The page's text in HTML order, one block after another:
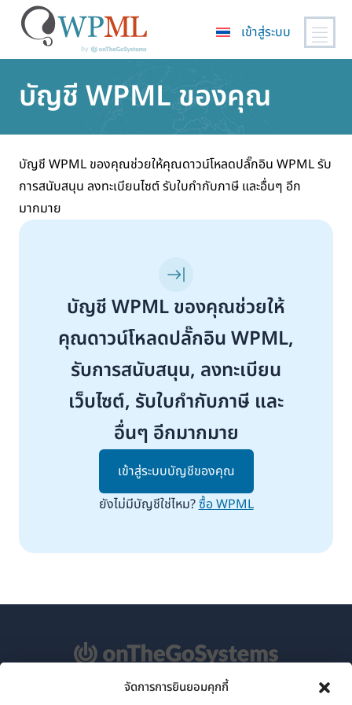
จัดการการยินยอมคุกกี้
เข้าสู่ระบบ
บัญชี WPML ของคุณ
บัญชี WPML ของคุณช่วยให้คุณดาวน์โหลดปลั๊กอิน WPML รับ
การสนับสนุน ลงทะเบียนไซต์ รับใบกำกับภาษี และอื่นๆ อีก
มากมาย
บัญชี WPML ของคุณช่วยให้
คุณดาวน์โหลดปลั๊กอิน WPML,
รับการสนับสนุน, ลงทะเบียน
เว็บไซต์, รับใบกำกับภาษี และ
อื่นๆ อีกมากมาย
เข้าสู่ระบบบัญชีของคุณ
ยังไม่มีบัญชีใช่ไหม?ซื้อ WPML